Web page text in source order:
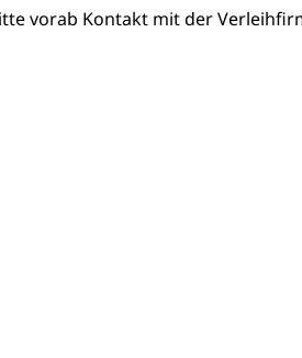
vorab Kontakt mit der